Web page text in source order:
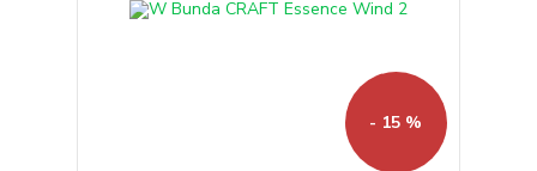
- 15 %